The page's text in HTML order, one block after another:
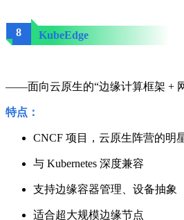
8 KubeEdge
——面向云原生的“边缘计算框架 +
特点：
CNCF 项目，云原生阵营的明
与 Kubernetes 深度兼容
支持边缘容器管理、设备抽象
适合超大规模边缘节点